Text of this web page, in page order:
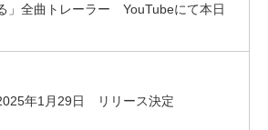
」全曲トレーラー YouTubeにて本日
年1月29日 リリース決定